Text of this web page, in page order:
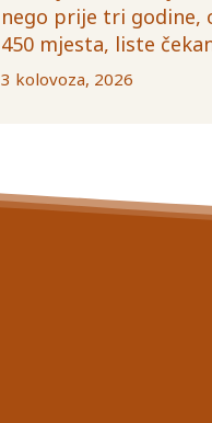
nego prije tri godine,
450 mjesta, liste
3 kolovoza, 2026